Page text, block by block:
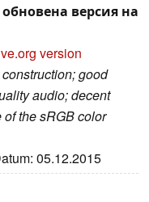
версия на
version
good
audio; decent
the sRGB color
05.12.2015